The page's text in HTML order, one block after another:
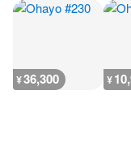
¥36,300 ¥